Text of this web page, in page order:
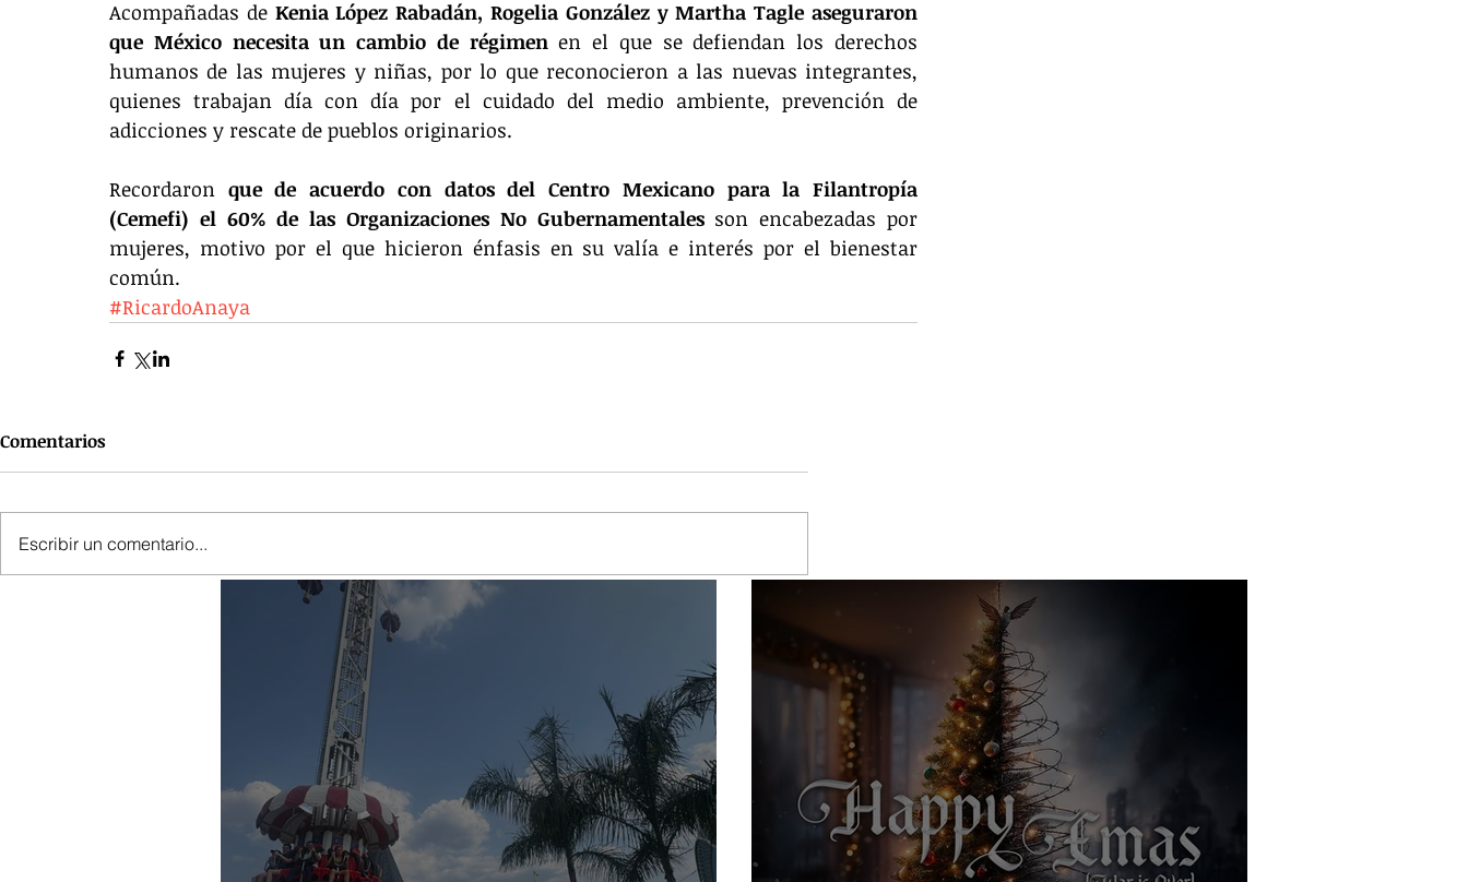
Acompañadas de Kenia López Rabadán, Rogelia González y Martha Tagle aseguraron
que México necesita un cambio de régimen en el que se defiendan los derechos
humanos de las mujeres y niñas, por lo que reconocieron a las nuevas integrantes,
quienes trabajan día con día por el cuidado del medio ambiente, prevención de
adicciones y rescate de pueblos originarios.
Recordaron que de acuerdo con datos del Centro Mexicano para la Filantropía
(Cemefi) el 60% de las Organizaciones No Gubernamentales son encabezadas por
mujeres, motivo por el que hicieron énfasis en su valía e interés por el bienestar
común.
#RicardoAnaya
Comentarios
Escribir un comentario...